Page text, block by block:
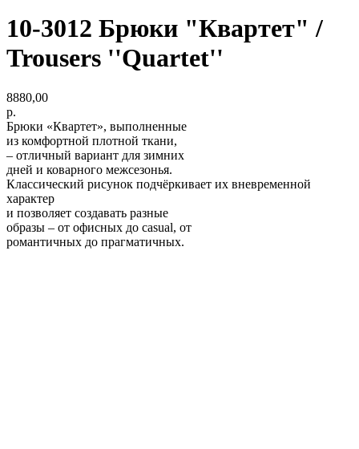
10-3012 Брюки "Квартет" /
Trousers ''Quartet''
8880,00
р.
Брюки «Квартет», выполненные
из комфортной плотной ткани,
– отличный вариант для зимних
дней и коварного межсезонья.
Классический рисунок подчёркивает их вневременной
характер
и позволяет создавать разные
образы – от офисных до casual, от
романтичных до прагматичных.